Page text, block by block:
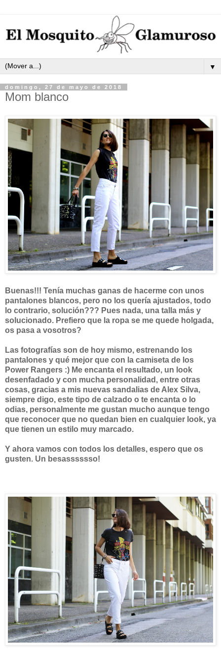
▼
domingo, 27 de mayo de 2018
Mom blanco
Buenas!!! Tenía muchas ganas de hacerme con unos
pantalones blancos, pero no los quería ajustados, todo
lo contrario, solución??? Pues nada, una talla más y
solucionado. Prefiero que la ropa se me quede holgada,
os pasa a vosotros?
Las fotografías son de hoy mismo, estrenando los
pantalones y qué mejor que con la camiseta de los
Power Rangers :) Me encanta el resultado, un look
desenfadado y con mucha personalidad, entre otras
cosas, gracias a mis nuevas sandalias de Alex Silva,
siempre digo, este tipo de calzado o te encanta o lo
odias, personalmente me gustan mucho aunque tengo
que reconocer que no quedan bien en cualquier look, ya
que tienen un estilo muy marcado.
Y ahora vamos con todos los detalles, espero que os
gusten. Un besasssssso!